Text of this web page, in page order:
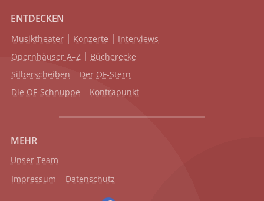
ENTDECKEN
Musiktheater Konzerte
Interviews
Opernhäuser A–Z
Bücherecke
Silberscheiben
Der OF-Stern
Die OF-Schnuppe
Kontrapunkt
MEHR
Unser Team
Impressum
Datenschutz